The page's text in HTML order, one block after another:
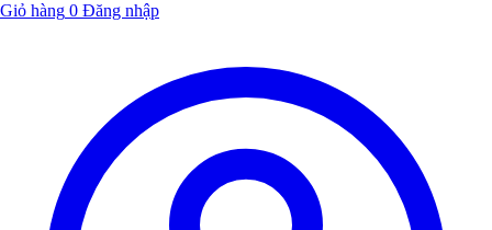
Giỏ hàng 0 Đăng nhập